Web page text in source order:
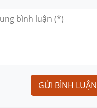
GỬI BÌNH LUẬN